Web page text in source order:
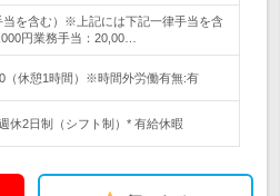
当を含む）※上記には下記一律手当を含
円業務手当：20,00…
（休憩1時間）※時間外労働有無:有
休2日制（シフト制）* 有給休暇